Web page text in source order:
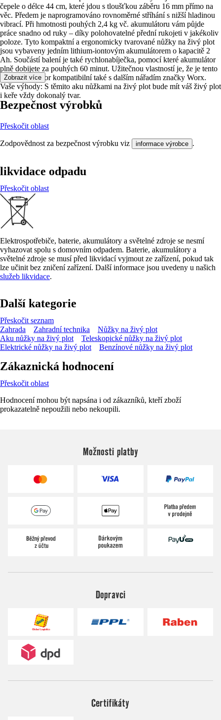
čepele o délce 44 cm, které jdou s tloušťkou záběru 16 mm přímo na
věc. Předem je naprogramováno rovnoměrné stříhání s nižší hladinou
vibrací. Při hmotnosti pouhých 2,4 kg vč. akumulátoru vám půjde
práce snadno od ruky – díky polohovatelné přední rukojeti v jakékoliv
poloze. Tyto kompaktní a ergonomicky tvarované nůžky na živý plot
jsou vybaveny jedním lithium-iontovým akumulátorem o kapacitě 2
Ah. Součástí balení je také rychlonabíječka, pomocí které akumulátor
plně dobijete za pouhých 60 minut. Užitečnou vlastností je, že je tento
20V akumulátor kompatibilní také s dalším nářadím značky Worx.
Vaše výhody: S těmito aku nůžkami na živý plot bude mít váš živý plot
i keře vždy dokonalý tvar.
Zobrazit více
Bezpečnost výrobků
Přeskočit oblast
Zodpovědnost za bezpečnost výrobku viz informace výrobce .
likvidace odpadu
Přeskočit oblast
Elektrospotřebiče, baterie, akumulátory a světelné zdroje se nesmí
vyhazovat spolu s domovním odpadem. Baterie, akumulátory a
světelné zdroje se musí před likvidací vyjmout ze zařízení, pokud tak
lze učinit bez zničení zařízení. Další informace jsou uvedeny u našich
služeb likvidace.
Další kategorie
Přeskočit seznam
Zahrada
Zahradní technika
Nůžky na živý plot
Aku nůžky na živý plot
Teleskopické nůžky na živý plot
Elektrické nůžky na živý plot
Benzínové nůžky na živý plot
Zákaznická hodnocení
Přeskočit oblast
Hodnocení mohou být napsána i od zákazníků, kteří zboží
prokazatelně nepoužili nebo nekoupili.
Možnosti platby
Dopravci
Certifikáty